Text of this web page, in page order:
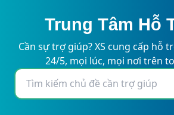
Trung Tâm Hỗ
Cần sự trợ giúp? XS cung cấp hỗ
24/5, mọi lúc, mọi nơi trên